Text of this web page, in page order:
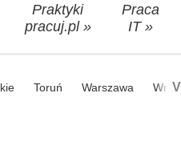
Praktyki
pracuj.pl »
Praca
IT »
Toruń Warszawa V